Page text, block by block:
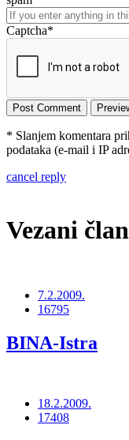
Captcha*
* Slanjem komentara
podataka (e-mail i IP
cancel reply
Vezani
7.2.2009.
16795
BINA-Istra
18.2.2009.
17408